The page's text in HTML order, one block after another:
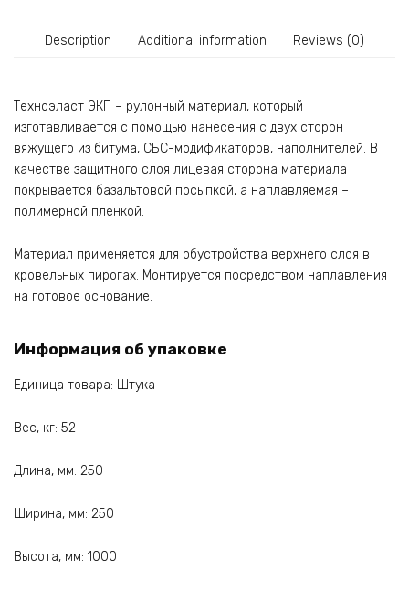
Description Additional information Reviews (0)
Техноэласт ЭКП – рулонный материал, который
изготавливается с помощью нанесения с двух сторон
вяжущего из битума, СБС-модификаторов, наполнителей. В
качестве защитного слоя лицевая сторона материала
покрывается базальтовой посыпкой, а наплавляемая –
полимерной пленкой.
Материал применяется для обустройства верхнего слоя в
кровельных пирогах. Монтируется посредством наплавления
на готовое основание.
Информация об упаковке
Единица товара: Штука
Вес, кг: 52
Длина, мм: 250
Ширина, мм: 250
Высота, мм: 1000